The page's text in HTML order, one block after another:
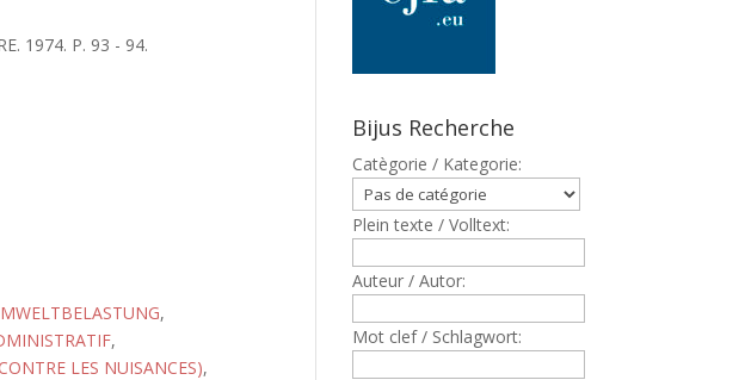
1974. P. 93 - 94.
,
,
LES NUISANCES),
Bijus Recherche
Catègorie / Kategorie:
Plein texte / Volltext:
Auteur / Autor:
Mot clef / Schlagwort: